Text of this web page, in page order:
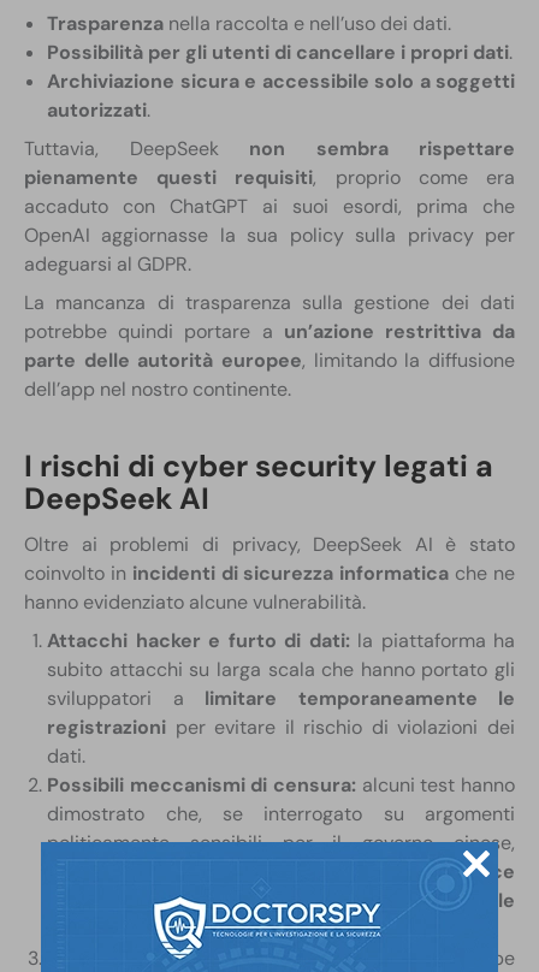
Trasparenza nella raccolta e nell’uso dei dati.
Possibilità per gli utenti di cancellare i propri dati.
Archiviazione sicura e accessibile solo a soggetti
autorizzati.
Tuttavia, DeepSeek non sembra rispettare
pienamente questi requisiti, proprio come era
accaduto con ChatGPT ai suoi esordi, prima che
OpenAI aggiornasse la sua policy sulla privacy per
adeguarsi al GDPR.
La mancanza di trasparenza sulla gestione dei dati
potrebbe quindi portare a un’azione restrittiva da
parte delle autorità europee, limitando la diffusione
dell’app nel nostro continente.
I rischi di cyber security legati a
DeepSeek AI
Oltre ai problemi di privacy, DeepSeek AI è stato
coinvolto in incidenti di sicurezza informatica che ne
hanno evidenziato alcune vulnerabilità.
Attacchi hacker e furto di dati: la piattaforma ha
subito attacchi su larga scala che hanno portato gli
sviluppatori a limitare temporaneamente le
registrazioni per evitare il rischio di violazioni dei
dati.
Possibili meccanismi di censura: alcuni test hanno
dimostrato che, se interrogato su argomenti
politicamente sensibili per il governo cinese,
DeepSeek evita risposte dirette o fornisce
versioni che rispecchiano la narrazione ufficiale
Diffusione di fake news:
il modello di AI potrebbe